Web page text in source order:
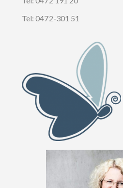
Tel: 0472-301 51